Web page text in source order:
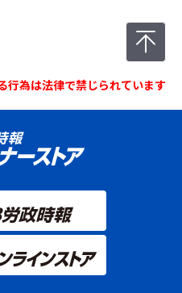
行為は法律で禁じられています